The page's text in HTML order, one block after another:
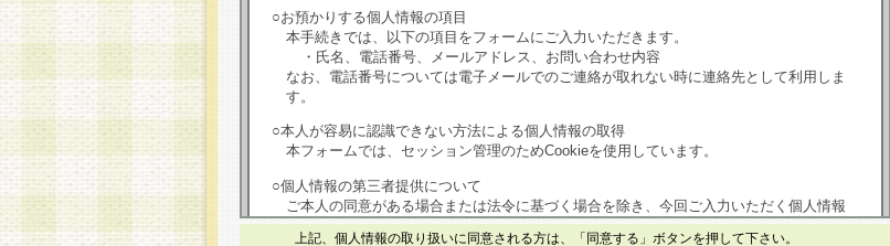
○お預かりする個人情報の項目
本手続きでは、以下の項目をフォームにご入力いただきます。
・氏名、電話番号、メールアドレス、お問い合わせ内容
なお、電話番号については電子メールでのご連絡が取れない時に連絡先として利用しま
す。
○本人が容易に認識できない方法による個人情報の取得
本フォームでは、セッション管理のためCookieを使用しています。
○個人情報の第三者提供について
ご本人の同意がある場合または法令に基づく場合を除き、今回ご入力いただく個人情報
は第三者に提供しません。
上記、個人情報の取り扱いに同意される方は、「同意する」ボタンを押して下さい。